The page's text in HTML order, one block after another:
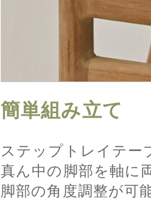
簡単組み立て
ステップトレイテー
真ん中の脚部を軸に
脚部の角度調整が可